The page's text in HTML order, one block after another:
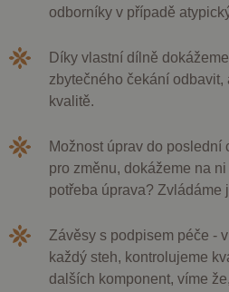
odborníky v případě
Díky vlastní dílně
zbytečného čekání
kvalitě.
Možnost úprav do poslední
pro změnu, dokážeme na
potřeba úprava? Zvládáme
Závěsy s podpisem péče -
každý steh, kontrolujeme
dalších komponent, víme